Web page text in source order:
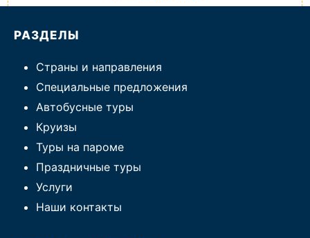
РАЗДЕЛЫ
Страны и направления
Специальные предложения
Автобусные туры
Круизы
Туры на пароме
Праздничные туры
Услуги
Наши контакты